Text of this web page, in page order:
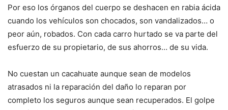
Por eso los órganos del cuerpo se deshacen en rabia ácida
cuando los vehículos son chocados, son vandalizados… o
peor aún, robados. Con cada carro hurtado se va parte del
esfuerzo de su propietario, de sus ahorros… de su vida.
No cuestan un cacahuate aunque sean de modelos
atrasados ni la reparación del daño lo reparan por
completo los seguros aunque sean recuperados. El golpe